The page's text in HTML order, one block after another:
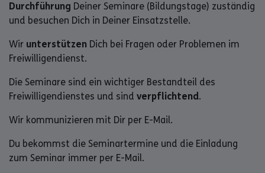
Durchführung Deiner Seminare (Bildungstage) zuständig
und besuchen Dich in Deiner Einsatzstelle.
Wir unterstützen Dich bei Fragen oder Problemen im
Freiwilligendienst.
Die Seminare sind ein wichtiger Bestandteil des
Freiwilligendienstes und sind verpflichtend.
Wir kommunizieren mit Dir per E-Mail.
Du bekommst die Seminartermine und die Einladung
zum Seminar immer per E-Mail.